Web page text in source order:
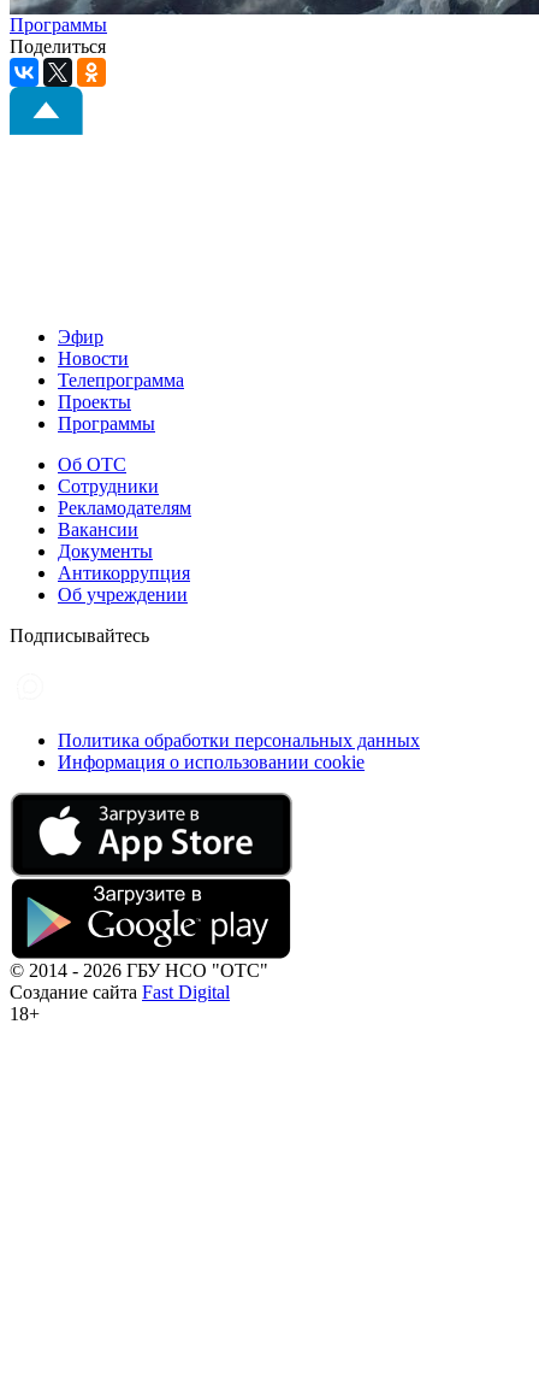
Программы
Поделиться
Эфир
Новости
Телепрограмма
Проекты
Программы
Об ОТС
Сотрудники
Рекламодателям
Вакансии
Документы
Антикоррупция
Об учреждении
Подписывайтесь
Политика обработки персональных данных
Информация о использовании cookie
© 2014 - 2026 ГБУ НСО "ОТС"
Создание сайта Fast Digital
18+